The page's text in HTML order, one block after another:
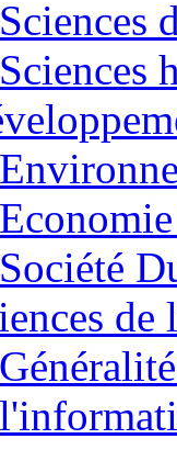
Sciences
Sciences
Société